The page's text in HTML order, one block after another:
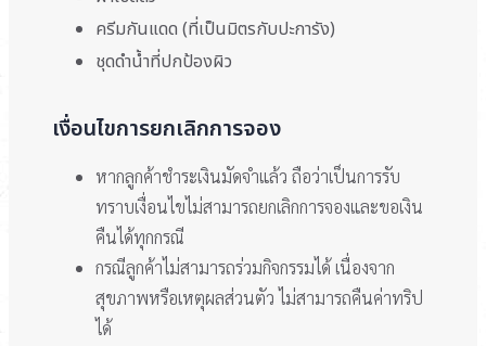
ครีมกันแดด (ที่เป็นมิตรกับปะการัง)
ชุดดำน้ำที่ปกป้องผิว
เงื่อนไขการยกเลิกการจอง
หากลูกค้าชำระเงินมัดจำแล้ว ถือว่าเป็นการรับ
ทราบเงื่อนไขไม่สามารถยกเลิกการจองและขอเงิน
คืนได้ทุกกรณี
กรณีลูกค้าไม่สามารถร่วมกิจกรรมได้ เนื่องจาก
สุขภาพหรือเหตุผลส่วนตัว ไม่สามารถคืนค่าทริป
ได้